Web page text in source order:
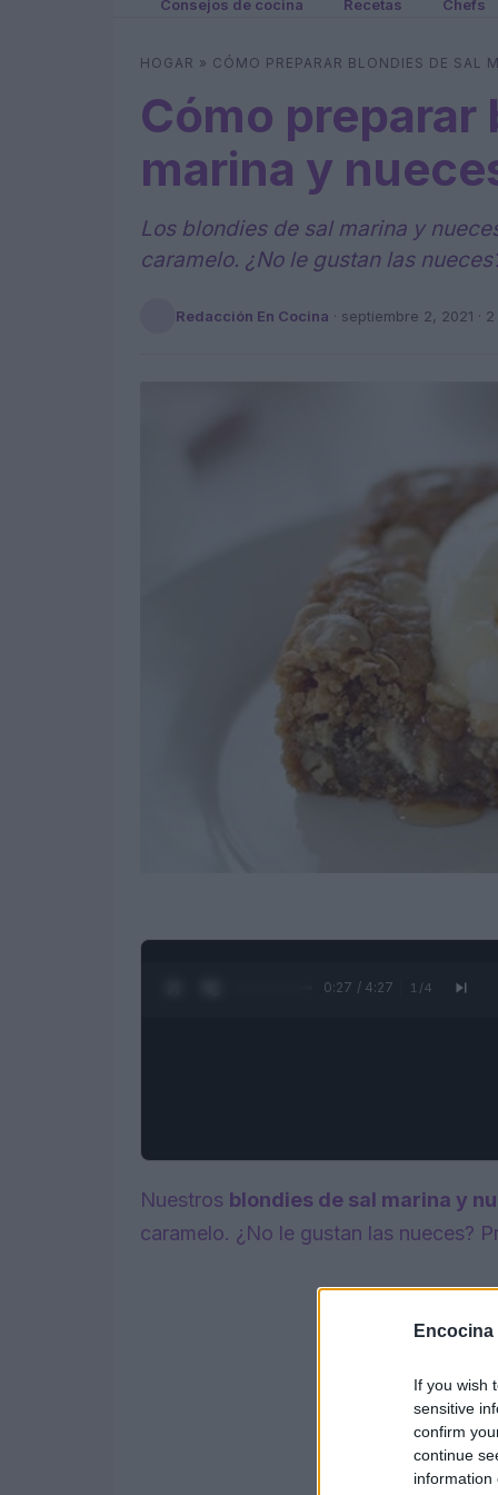
Encocina
If you wish
sensitive
confirm
continue
information
Consejos de cocina Recetas Chefs
HOGAR » CÓMO PREPARAR BLONDIES DE SAL
Cómo preparar
marina y
Los blondies de sal marina y
caramelo. ¿No le gustan las
Redacción En Cocina · septiembre 2, 2021 ·
0:28 / 4:27 1 /4
Nuestros blondies de sal marina y
caramelo. ¿No le gustan las nueces?